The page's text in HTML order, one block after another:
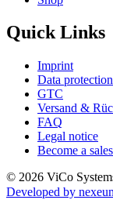
Quick Links
Imprint
Data protection
GTC
Versand &
FAQ
Legal notice
Become a
© 2026 ViCo
Developed by